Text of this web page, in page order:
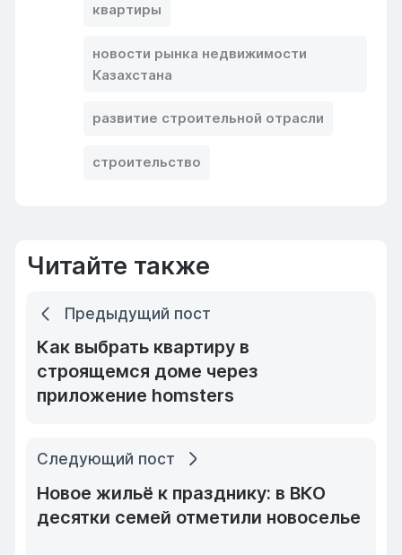
квартиры
новости рынка недвижимости
Казахстана
развитие строительной отрасли
строительство
Читайте также
Предыдущий пост
Как выбрать квартиру в
строящемся доме через
приложение homsters
Следующий пост
Новое жильё к празднику: в ВКО
десятки семей отметили новоселье